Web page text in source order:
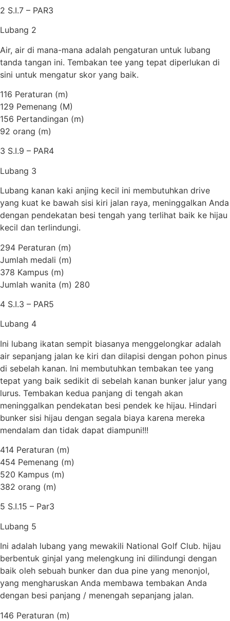
2 S.I.7 – PAR3
Lubang 2
Air, air di mana-mana adalah pengaturan untuk lubang
tanda tangan ini. Tembakan tee yang tepat diperlukan di
sini untuk mengatur skor yang baik.
116 Peraturan (m)
129 Pemenang (M)
156 Pertandingan (m)
92 orang (m)
3 S.I.9 – PAR4
Lubang 3
Lubang kanan kaki anjing kecil ini membutuhkan drive
yang kuat ke bawah sisi kiri jalan raya, meninggalkan Anda
dengan pendekatan besi tengah yang terlihat baik ke hijau
kecil dan terlindungi.
294 Peraturan (m)
Jumlah medali (m)
378 Kampus (m)
Jumlah wanita (m) 280
4 S.I.3 – PAR5
Lubang 4
Ini lubang ikatan sempit biasanya menggelongkar adalah
air sepanjang jalan ke kiri dan dilapisi dengan pohon pinus
di sebelah kanan. Ini membutuhkan tembakan tee yang
tepat yang baik sedikit di sebelah kanan bunker jalur yang
lurus. Tembakan kedua panjang di tengah akan
meninggalkan pendekatan besi pendek ke hijau. Hindari
bunker sisi hijau dengan segala biaya karena mereka
mendalam dan tidak dapat diampuni!!!
414 Peraturan (m)
454 Pemenang (m)
520 Kampus (m)
382 orang (m)
5 S.I.15 – Par3
Lubang 5
Ini adalah lubang yang mewakili National Golf Club. hijau
berbentuk ginjal yang melengkung ini dilindungi dengan
baik oleh sebuah bunker dan dua pine yang menonjol,
yang mengharuskan Anda membawa tembakan Anda
dengan besi panjang / menengah sepanjang jalan.
146 Peraturan (m)